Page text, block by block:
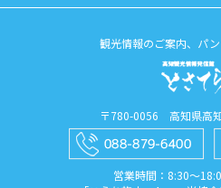
観光情報のご案内、パ
〒780-0056 高知県高
営業時間：8:30〜